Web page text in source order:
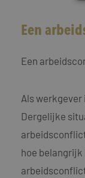
Een
Een
Als
Dergelijke
hoe belangrijk